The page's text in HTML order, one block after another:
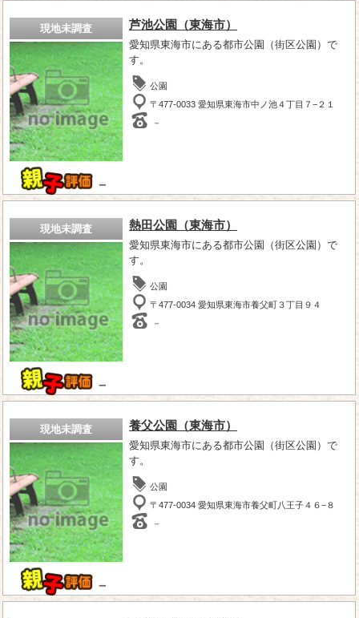
現地未調査
－
芦池公園（東海市）
愛知県東海市にある都市公園（街区公園）で
す。
公園
〒477-0033 愛知県東海市中ノ池４丁目７−２１
－
現地未調査
－
熱田公園（東海市）
愛知県東海市にある都市公園（街区公園）で
す。
公園
〒477-0034 愛知県東海市養父町３丁目９４
－
現地未調査
－
養父公園（東海市）
愛知県東海市にある都市公園（街区公園）で
す。
公園
〒477-0034 愛知県東海市養父町八王子４６−８
－